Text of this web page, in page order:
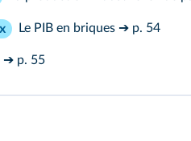
Le PIB en briques ➔ p. 54
➔ p. 55